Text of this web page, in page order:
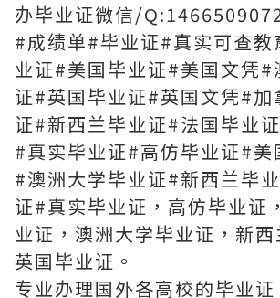
办毕业证微信/
#成绩单#毕业证#真实可查教
业证#美国毕业证#美国文凭#
证#英国毕业证#英国文凭#加
证#新西兰毕业证#法国毕业
#真实毕业证#高仿毕业证#美
#澳洲大学毕业证#新西兰毕
证#真实毕业证，高仿毕业证
业证，澳洲大学毕业证，新西
英国毕业证。
专业办理国外各高校的毕业证